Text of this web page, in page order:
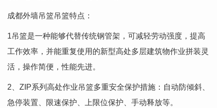
成都外墙吊篮吊篮特点：
1吊篮是一种能够代替传统钢管架，可减轻劳动强度，提高
工作效率，并能重复使用的新型高处多层建筑物作业拼装灵
活，操作简便，性能先进。
2、ZIP系列高处作业吊篮多重安全保护措施：自动防倾斜、
急停装置、限速保护、上限位保护、手动释放等。